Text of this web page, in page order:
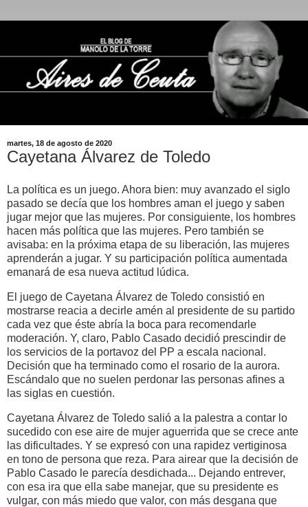
martes, 18 de agosto de 2020
Cayetana Álvarez de Toledo
La política es un juego. Ahora bien: muy avanzado el siglo
pasado se decía que los hombres aman el juego y saben
jugar mejor que las mujeres. Por consiguiente, los hombres
hacen más política que las mujeres. Pero también se
avisaba: en la próxima etapa de su liberación, las mujeres
aprenderán a jugar. Y su participación política aumentada
emanará de esa nueva actitud lúdica.
El juego de Cayetana Álvarez de Toledo consistió en
mostrarse reacia a decirle amén al presidente de su partido
cada vez que éste abría la boca para recomendarle
moderación. Y, claro, Pablo Casado decidió prescindir de
los servicios de la portavoz del PP a escala nacional.
Decisión que ha terminado como el rosario de la aurora.
Escándalo que no suelen perdonar las personas afines a
las siglas en cuestión.
Cayetana Álvarez de Toledo salió a la palestra a contar lo
sucedido con ese aire de mujer aguerrida que se crece ante
las dificultades. Y se expresó con una rapidez vertiginosa
en tono de persona que reza. Para airear que la decisión de
Pablo Casado le parecía desdichada... Dejando entrever,
con esa ira que ella sabe manejar, que su presidente es
vulgar, con más miedo que valor, con más desgana que